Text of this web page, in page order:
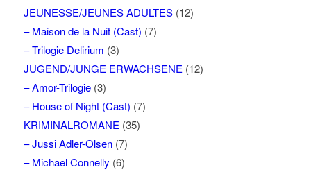
JEUNESSE/JEUNES ADULTES(12)
– Maison de la Nuit (Cast) (7)
– Trilogie Delirium (3)
JUGEND/JUNGE ERWACHSENE (12)
– Amor-Trilogie(3)
– House of Night (Cast) (7)
KRIMINALROMANE (35)
– Jussi Adler-Olsen(7)
– Michael Connelly (6)